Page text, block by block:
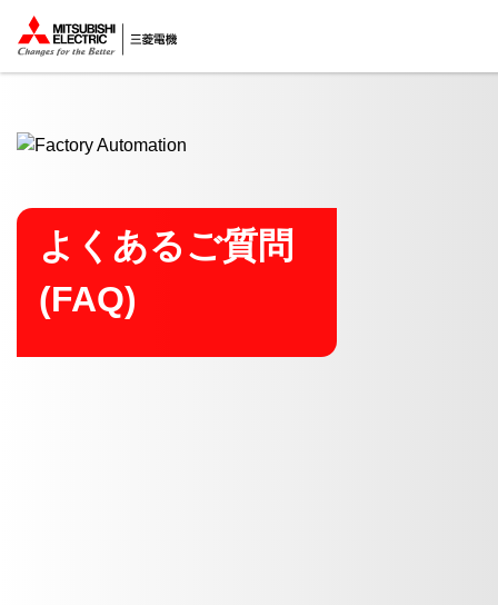
ここから本文
よくあるご質問
(FAQ)